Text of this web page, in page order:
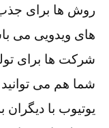
روش ها برای
های ویدویی می
شرکت ها برای
شما هم می توانید
یوتیوب با دیگران